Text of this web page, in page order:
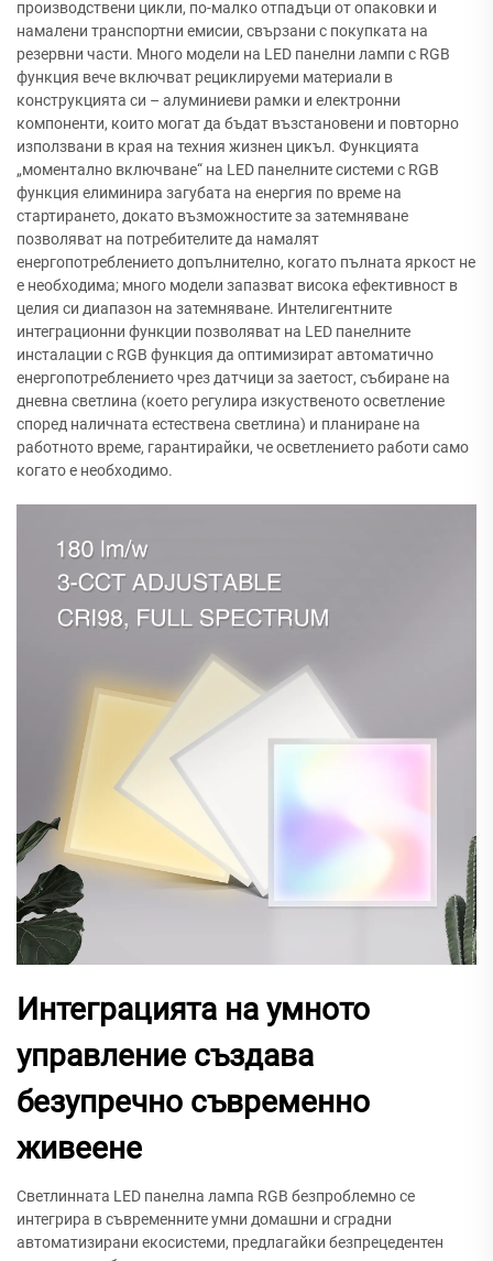
производствени цикли, по-малко отпадъци от опаковки и
намалени транспортни емисии, свързани с покупката на
резервни части. Много модели на LED панелни лампи с RGB
функция вече включват рециклируеми материали в
конструкцията си – алуминиеви рамки и електронни
компоненти, които могат да бъдат възстановени и повторно
използвани в края на техния жизнен цикъл. Функцията
„моментално включване“ на LED панелните системи с RGB
функция елиминира загубата на енергия по време на
стартирането, докато възможностите за затемняване
позволяват на потребителите да намалят
енергопотреблението допълнително, когато пълната яркост не
е необходима; много модели запазват висока ефективност в
целия си диапазон на затемняване. Интелигентните
интеграционни функции позволяват на LED панелните
инсталации с RGB функция да оптимизират автоматично
енергопотреблението чрез датчици за заетост, събиране на
дневна светлина (което регулира изкуственото осветление
според наличната естествена светлина) и планиране на
работното време, гарантирайки, че осветлението работи само
когато е необходимо.
Интеграцията на умното
управление създава
безупречно съвременно
живеене
Светлинната LED панелна лампа RGB безпроблемно се
интегрира в съвременните умни домашни и сградни
автоматизирани екосистеми, предлагайки безпрецедентен